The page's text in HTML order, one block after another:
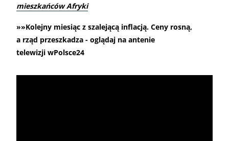
mieszkańców Afryki
»»Kolejny miesiąc z szalejącą inflacją. Ceny rosną,
a rząd przeszkadza - oglądaj na antenie
telewizji wPolsce24